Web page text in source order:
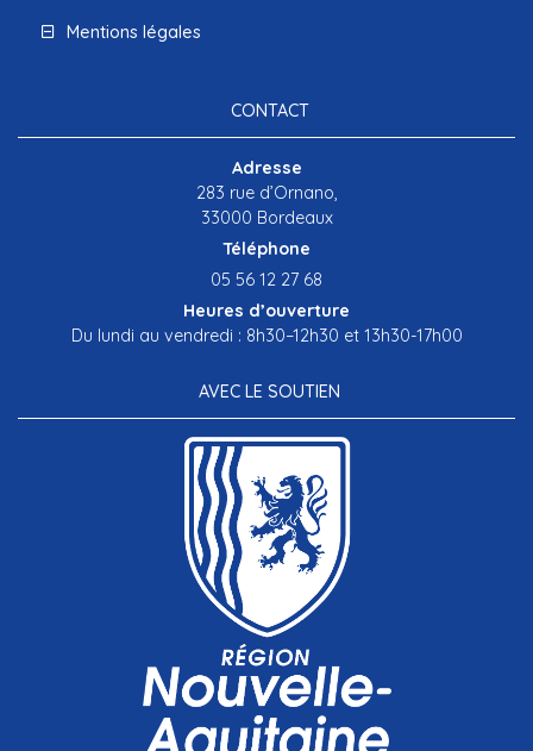
Mentions légales
CONTACT
Adresse
283 rue d’Ornano,
33000 Bordeaux
Téléphone
05 56 12 27 68
Heures d’ouverture
Du lundi au vendredi : 8h30–12h30 et 13h30-17h00
AVEC LE SOUTIEN